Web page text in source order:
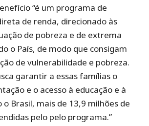
“é um programa de
de renda, direcionado às
de pobreza e de extrema
o País, de modo que consigam
de vulnerabilidade e pobreza.
garantir a essas famílias o
e o acesso à educação e à
o Brasil, mais de 13,9 milhões de
pelo pelo programa.”